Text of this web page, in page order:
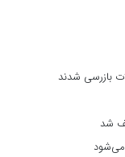
بازرسی شدند
شد
می‌شود